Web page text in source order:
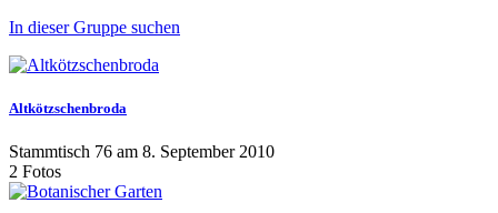
In dieser Gruppe suchen
Altkötzschenbroda
Stammtisch 76 am 8. September 2010
2 Fotos